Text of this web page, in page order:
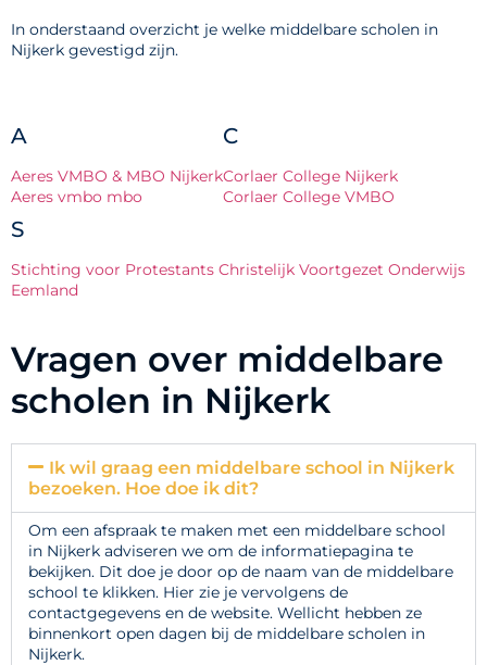
In onderstaand overzicht je welke middelbare scholen in
Nijkerk gevestigd zijn.
A
Aeres VMBO & MBO Nijkerk
Aeres vmbo mbo
C
Corlaer College Nijkerk
Corlaer College VMBO
S
Stichting voor Protestants Christelijk Voortgezet Onderwijs
Eemland
Vragen over middelbare
scholen in Nijkerk
Ik wil graag een middelbare school in Nijkerk
bezoeken. Hoe doe ik dit?
Om een afspraak te maken met een middelbare school
in Nijkerk adviseren we om de informatiepagina te
bekijken. Dit doe je door op de naam van de middelbare
school te klikken. Hier zie je vervolgens de
contactgegevens en de website. Wellicht hebben ze
binnenkort open dagen bij de middelbare scholen in
Nijkerk.